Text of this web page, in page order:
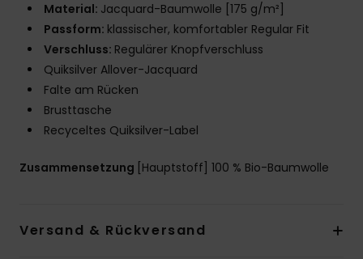
Material: Jacquard-Baumwolle [175 g/m²]
Passform: klassischer, komfortabler Regular Fit
Verschluss: Regulärer Knopfverschluss
Quiksilver Allover-Jacquard
Falte am Rücken
Brusttasche
Recyceltes Quiksilver-Label
Zusammensetzung [Hauptstoff] 100 % Bio-Baumwolle
Versand & Rückversand